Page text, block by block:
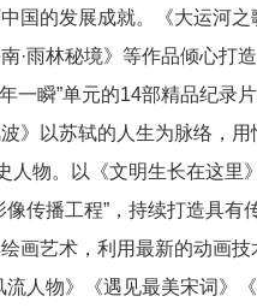
国的发展成就。《大运河之
·雨林秘境》等作品倾心打
瞬”单元的14部精品纪录
》以苏轼的人生为脉络，
人物。以《文明生长在这里
传播工程”，持续打造具有
画艺术，利用最新的动画技
人物》《遇见最美宋词》